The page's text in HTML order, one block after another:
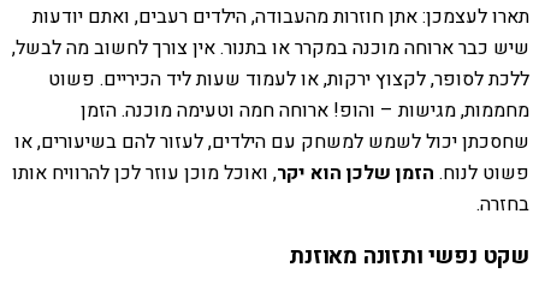
תארו לעצמכן: אתן חוזרות מהעבודה, הילדים רעבים, ואתם יודעות
שיש כבר ארוחה מוכנה במקרר או בתנור. אין צורך לחשוב מה לבשל,
ללכת לסופר, לקצוץ ירקות, או לעמוד שעות ליד הכיריים. פשוט
מחממות, מגישות – והופ! ארוחה חמה וטעימה מוכנה. הזמן
שחסכתן יכול לשמש למשחק עם הילדים, לעזור להם בשיעורים, או
פשוט לנוח. הזמן שלכן הוא יקר, ואוכל מוכן עוזר לכן להרוויח אותו
בחזרה.
שקט נפשי ותזונה מאוזנת